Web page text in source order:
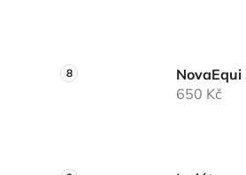
NovaEqui
650 Kč